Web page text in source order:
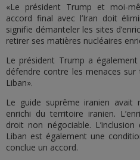
«Le président Trump et moi-
accord final avec l’Iran doit
signifie démanteler les sites
retirer ses matières nucléaires
Le président Trump a
défendre contre les menaces
Liban».
Le guide suprême iranien
enrichi du territoire iranien.
droit non négociable. L’inclusion
Liban est également une
conclue un accord.